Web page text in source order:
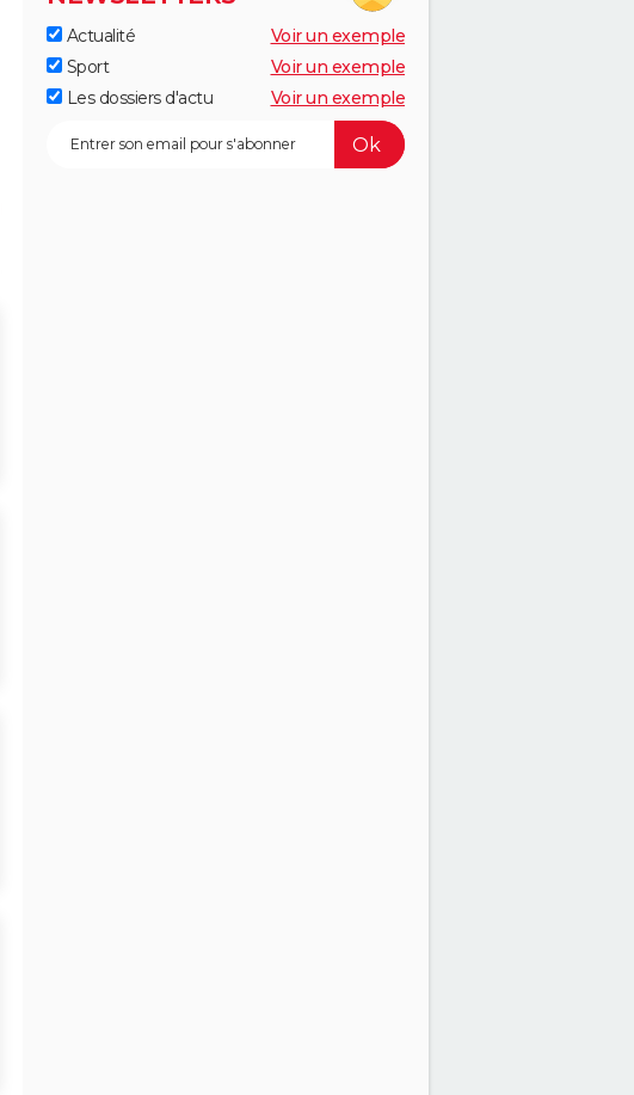
Actualité
Voir un exemple
Sport
Voir un exemple
Les dossiers d'actu
Voir un exemple